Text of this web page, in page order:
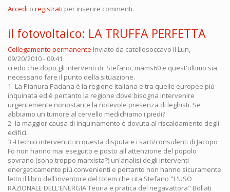
Accedi o registrati per inserire commenti.
il fotovoltaico: LA TRUFFA PERFETTA
Collegamento permanente Inviato da catellosoccavo il Lun,
09/20/2010 - 09:41
credo che dopo gli interventi di: Stefano, mams60 e quest'ultimo sia
necessario fare il punto della situazione.
1 -La Pianura Padana è la regione italiana e tra quelle europee più
inquinata ed è pertanto la regione dove bisogna intervenire
urgentemente nonostante la notevole presenza di leghisti. Se
abbiamo un tumore al cervello medichiamo i piedi?
2- la maggior causa di inquinamento è dovuta al riscaldamento degli
edifici.
3 -I tecnici intervenuti in questa disputa e i sarti/consulenti di Jacopo
Fo non hanno mai eseguito e posto all'attenzione del popolo
sovrano (sono troppo marxista?) un'analisi degli interventi
energeticamente più convenienti e pertanto non hanno sicuramente
letto il libro dell'inventore del totem che cita Stefano "L'USO
RAZIONALE DELL'ENERGIA Teoria e pratica del negavattora" Bollati